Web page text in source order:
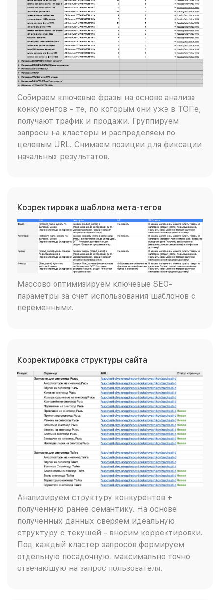
Собираем ключевые фразы на основе анализа
конкурентов - те, по которым они уже в ТОПе,
получают трафик и продажи. Группируем
запросы на кластеры и распределяем по
целевым URL. Снимаем позиции для фиксации
начальных результатов.
Корректировка шаблона мета-тегов
Массово оптимизируем ключевые SEO-
параметры за счет использования шаблонов с
переменными.
Корректировка структуры сайта
Анализируем структуру конкурентов +
полученную ранее семантику. На основе
полученных данных сверяем идеальную
структуру с текущей - вносим корректировки.
Под каждый кластер запросов формируем
отдельную посадочную, максимально точно
отвечающую на запрос пользователя.